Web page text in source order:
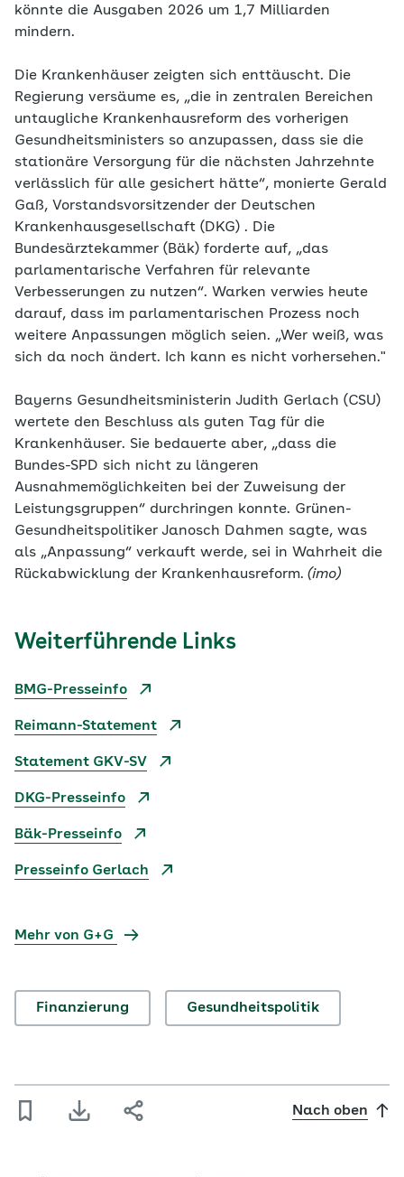
könnte die Ausgaben 2026 um 1,7 Milliarden
mindern.
Die Krankenhäuser zeigten sich enttäuscht. Die
Regierung versäume es, „die in zentralen Bereichen
untaugliche Krankenhausreform des vorherigen
Gesundheitsministers so anzupassen, dass sie die
stationäre Versorgung für die nächsten Jahrzehnte
verlässlich für alle gesichert hätte“, monierte Gerald
Gaß, Vorstandsvorsitzender der Deutschen
Krankenhausgesellschaft (DKG) . Die
Bundesärztekammer (Bäk) forderte auf, „das
parlamentarische Verfahren für relevante
Verbesserungen zu nutzen“. Warken verwies heute
darauf, dass im parlamentarischen Prozess noch
weitere Anpassungen möglich seien. „Wer weiß, was
sich da noch ändert. Ich kann es nicht vorhersehen."
Bayerns Gesundheitsministerin Judith Gerlach (CSU)
wertete den Beschluss als guten Tag für die
Krankenhäuser. Sie bedauerte aber, „dass die
Bundes-SPD sich nicht zu längeren
Ausnahmemöglichkeiten bei der Zuweisung der
Leistungsgruppen“ durchringen konnte. Grünen-
Gesundheitspolitiker Janosch Dahmen sagte, was
als „Anpassung“ verkauft werde, sei in Wahrheit die
Rückabwicklung der Krankenhausreform. (imo)
Weiterführende Links
BMG-Presseinfo
Reimann-Statement
Statement GKV-SV
DKG-Presseinfo
Bäk-Presseinfo
Presseinfo Gerlach
Mehr von G+G
Finanzierung Gesundheitspolitik
Nach oben